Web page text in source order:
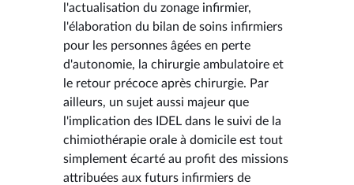
l'actualisation du zonage infirmier,
l'élaboration du bilan de soins infirmiers
pour les personnes âgées en perte
d'autonomie, la chirurgie ambulatoire et
le retour précoce après chirurgie. Par
ailleurs, un sujet aussi majeur que
l'implication des IDEL dans le suivi de la
chimiothérapie orale à domicile est tout
simplement écarté au profit des missions
attribuées aux futurs infirmiers de